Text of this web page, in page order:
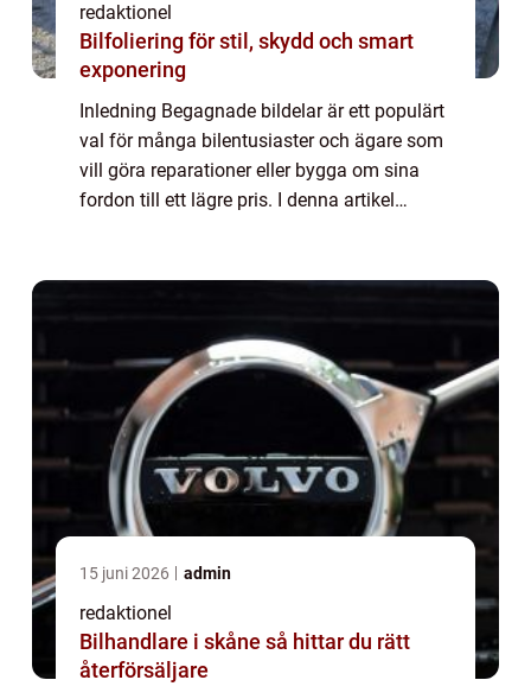
redaktionel
Bilfoliering för stil, skydd och smart
exponering
Inledning Begagnade bildelar är ett populärt
val för många bilentusiaster och ägare som
vill göra reparationer eller bygga om sina
fordon till ett lägre pris. I denna artikel
15 juni 2026 admin
redaktionel
Bilhandlare i skåne så hittar du rätt
återförsäljare